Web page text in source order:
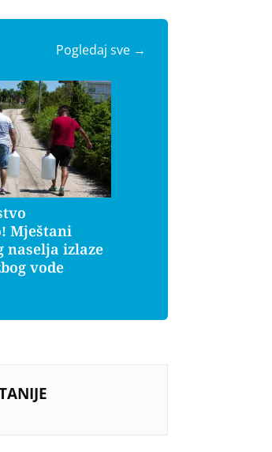
Pogledaj sve →
Mještani
naselja izlaze
vode